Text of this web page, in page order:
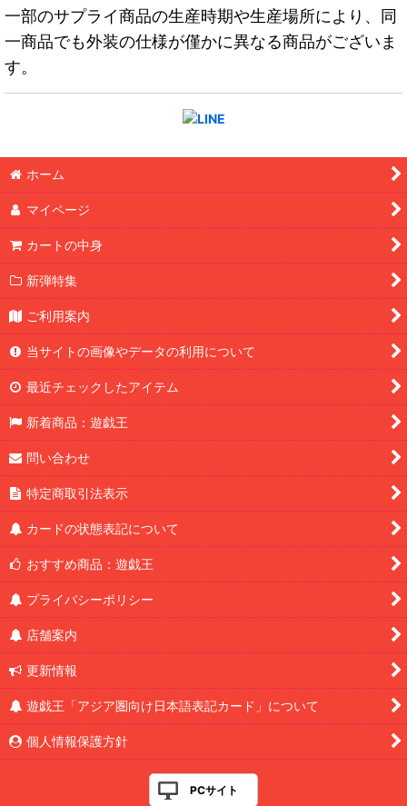
一部のサプライ商品の生産時期や生産場所により、同
一商品でも外装の仕様が僅かに異なる商品がございま
す。
ホーム
マイページ
カートの中身
新弾特集
ご利用案内
当サイトの画像やデータの利用について
最近チェックしたアイテム
新着商品：遊戯王
問い合わせ
特定商取引法表示
カードの状態表記について
おすすめ商品：遊戯王
プライバシーポリシー
店舗案内
更新情報
遊戯王「アジア圏向け日本語表記カード」について
個人情報保護方針
PCサイト